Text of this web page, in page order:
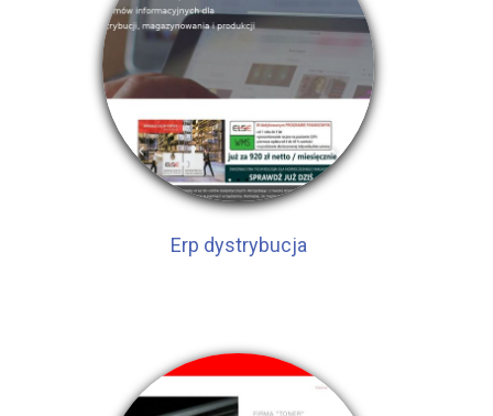
Erp dystrybucja